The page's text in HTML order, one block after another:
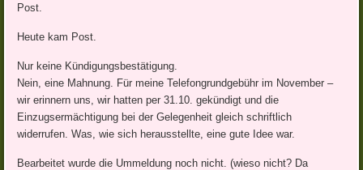
Post.
Heute kam Post.
Nur keine Kündigungsbestätigung.
Nein, eine Mahnung. Für meine Telefongrundgebühr im November –
wir erinnern uns, wir hatten per 31.10. gekündigt und die
Einzugsermächtigung bei der Gelegenheit gleich schriftlich
widerrufen. Was, wie sich herausstellte, eine gute Idee war.
Bearbeitet wurde die Ummeldung noch nicht. (wieso nicht? Da